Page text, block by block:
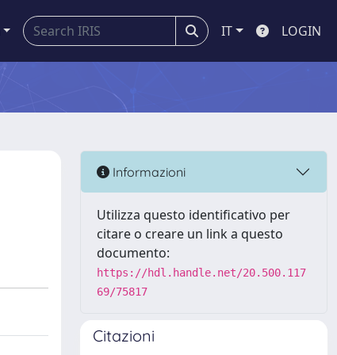
IT LOGIN
Informazioni
Utilizza questo identificativo per
citare o creare un link a questo
documento:
https://hdl.handle.net/20.500.117
69/75817
Citazioni